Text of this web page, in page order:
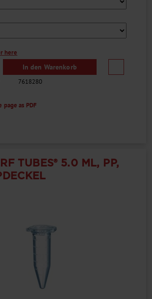
here
In den Warenkorb
7618280
page as PDF
TUBES® 5.0 ML, PP,